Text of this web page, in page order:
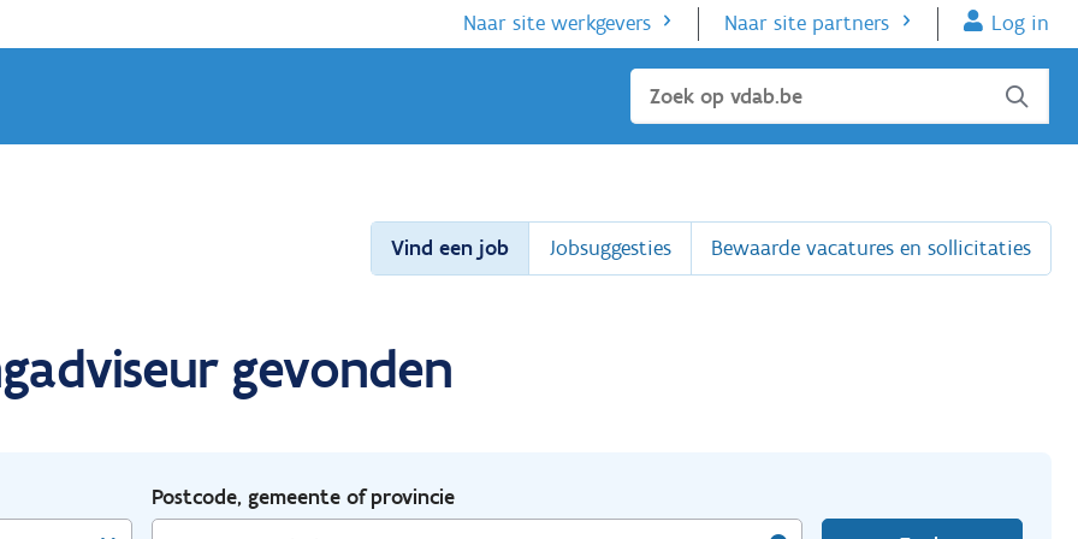
Naar site werkgevers Naar site partners Log in
Sluiten
Vind een job Jobsuggesties Bewaarde vacatures en sollicitaties
gevonden
Postcode, gemeente of provincie